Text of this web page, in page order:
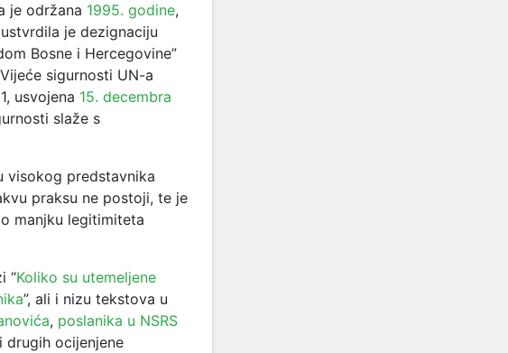
je održana 1995. godine,
je dezignaciju
Bosne i Hercegovine”
sigurnosti UN-a
usvojena 15. decembra
slaže s
visokog predstavnika
praksu ne postoji, te je
manjku legitimiteta
“Koliko su utemeljene
”, ali i nizu tekstova u
, poslanika u NSRS
i drugih ocijenjene